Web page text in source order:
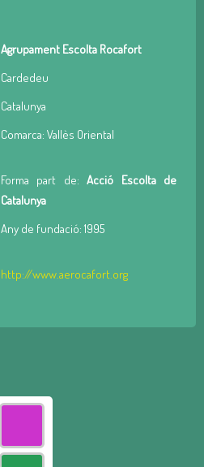
Agrupament Escolta Rocafort
Cardedeu
Catalunya
Comarca: Vallès Oriental
Forma part de:Acció Escolta de
Catalunya
Any de fundació: 1995
http://www.aerocafort.org